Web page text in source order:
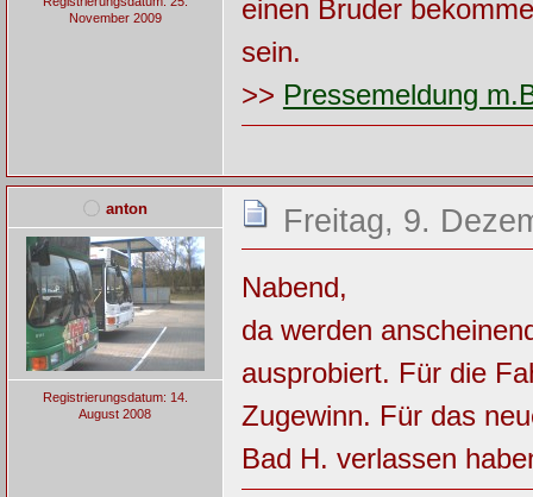
November 2009
einen Bruder
sein.
>> Pressemeldung
anton
Registrierungsdatum: 14.
August 2008
Freitag, 9.
Nabend,
da werden
ausprobiert. Für die
Zugewinn. Für das
Bad H. verlassen